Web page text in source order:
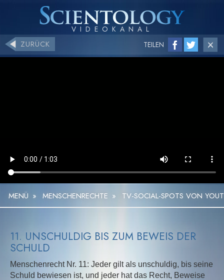
ZURÜCK TEILEN
MENÜ » MENSCHENRECHTE » TV-SOCIAL-SPOTS VON
11. UNSCHULDIG BIS ZUM BEWEIS DER
SCHULD
Menschenrecht Nr. 11: Jeder gilt als unschuldig, bis seine
Schuld bewiesen ist, und jeder hat das Recht, Beweise